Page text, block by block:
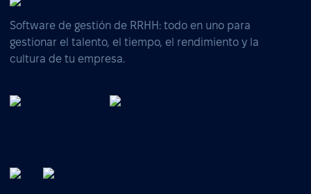
Software de gestión de RRHH: todo en uno para
gestionar el talento, el tiempo, el rendimiento y la
cultura de tu empresa.